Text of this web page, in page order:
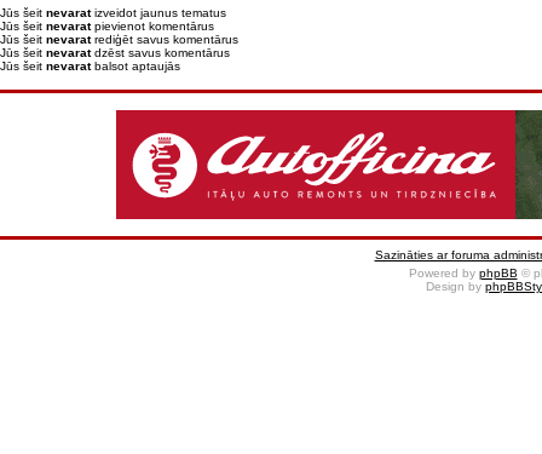
Jūs šeit nevaratizveidot jaunus tematus
Jūs šeit nevaratpievienot komentārus
Jūs šeit nevaratrediģēt savus komentārus
Jūs šeit nevaratdzēst savus komentārus
Jūs šeit nevaratbalsot aptaujās
Sazināties ar foruma
Powered by phpBB ©
Design by